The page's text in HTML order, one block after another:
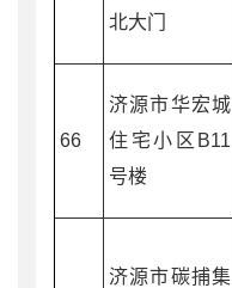
北大门
66
济源市华宏城
住宅小区B11
号楼
济源市碳捕集